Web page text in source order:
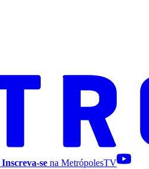
Inscreva-se na MetrópolesTV